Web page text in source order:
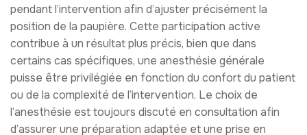
pendant l’intervention afin d’ajuster précisément la
position de la paupière. Cette participation active
contribue à un résultat plus précis, bien que dans
certains cas spécifiques, une anesthésie générale
puisse être privilégiée en fonction du confort du patient
ou de la complexité de l’intervention. Le choix de
l’anesthésie est toujours discuté en consultation afin
d’assurer une préparation adaptée et une prise en